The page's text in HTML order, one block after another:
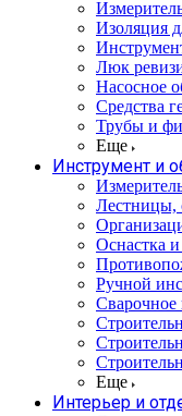
Изоляция
Люк
Насосное
Средства
Трубы и
Еще
Инструмент и
Лестницы,
Оснастка
Ручной
Сварочное
Еще
Интерьер и